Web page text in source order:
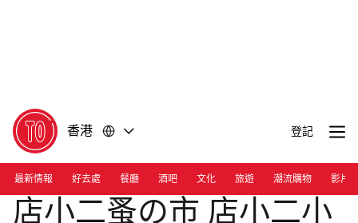
香港 登記
最新情報 好去處 餐廳 酒吧 文化 旅遊 潮流購物 影片